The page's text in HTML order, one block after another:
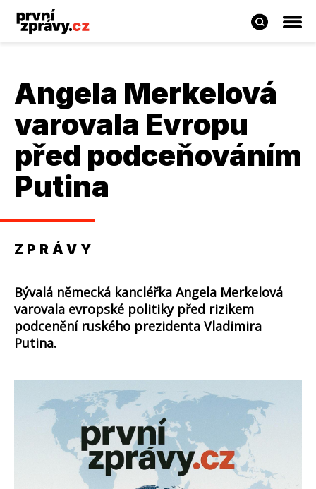
Angela Merkelová
varovala Evropu
před podceňováním
Putina
ZPRÁVY
Bývalá německá kancléřka Angela Merkelová
varovala evropské politiky před rizikem
podcenění ruského prezidenta Vladimira
Putina.